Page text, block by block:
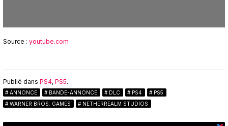
Source : youtube.com
Publié dans PS4, PS5.
ANNONCE BANDE-ANNONCE DLC PS4
PS5
WARNER BROS. GAMES
NETHERREALM STUDIOS